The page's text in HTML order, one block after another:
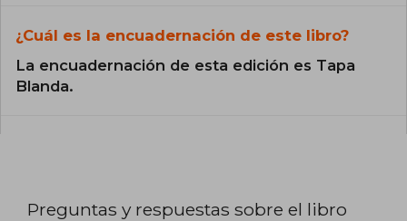
¿Cuál es la encuadernación de este libro?
La encuadernación de esta edición es Tapa
Blanda.
Preguntas y respuestas sobre el libro